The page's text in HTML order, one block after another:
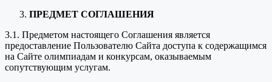
ПРЕДМЕТ СОГЛАШЕНИЯ
3.1. Предметом настоящего Соглашения является
предоставление Пользователю Сайта доступа к содержащимся
на Сайте олимпиадам и конкурсам, оказываемым
сопутствующим услугам.